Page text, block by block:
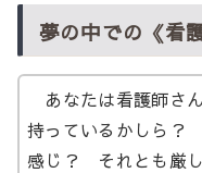
夢の中での《看
あなたは看護師さ
持っているかしら？
感じ？ それとも厳